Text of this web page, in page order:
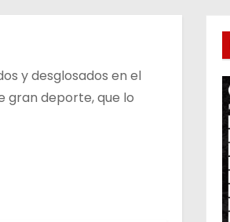
y desglosados en el
gran deporte, que lo